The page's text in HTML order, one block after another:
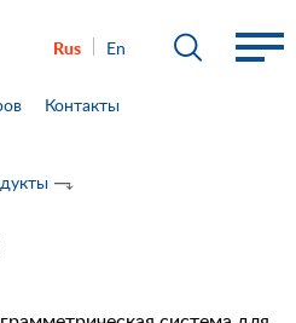
Rus En
Контакты